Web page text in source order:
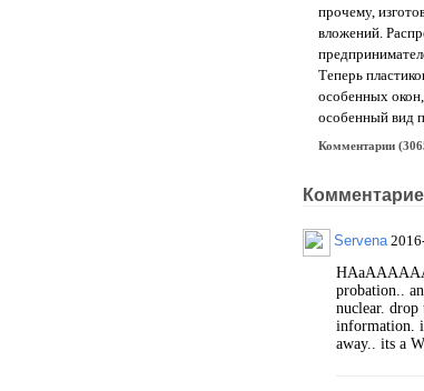
прочему,
вложений.
Теперь
особенных
особенный вид
Комментарии
Servena
probation..
nuclear.
information.
away.. its a